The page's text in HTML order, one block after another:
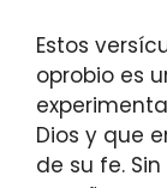
Estos
oprobio es
Dios y que
de su fe.